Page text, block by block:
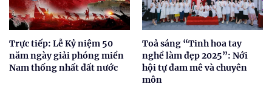
Trực tiếp: Lễ Kỷ niệm 50
năm ngày giải phóng miền
Nam thống nhất đất nước
Toả sáng “Tinh hoa tay
nghề làm đẹp 2025”: Nới
hội tự đam mê và chuyên
môn